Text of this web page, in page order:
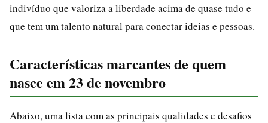
indivíduo que valoriza a liberdade acima de quase tudo e
que tem um talento natural para conectar ideias e pessoas.
Características marcantes de quem
nasce em 23 de novembro
Abaixo, uma lista com as principais qualidades e desafios